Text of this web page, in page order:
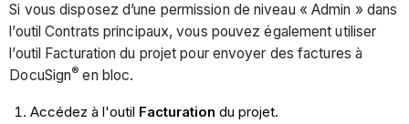
Si vous disposez d’une permission de niveau « Admin » dans
l’outil Contrats principaux, vous pouvez également utiliser
l’outil Facturation du projet pour envoyer des factures à
DocuSign® en bloc.
Accédez à l'outil Facturation du projet.